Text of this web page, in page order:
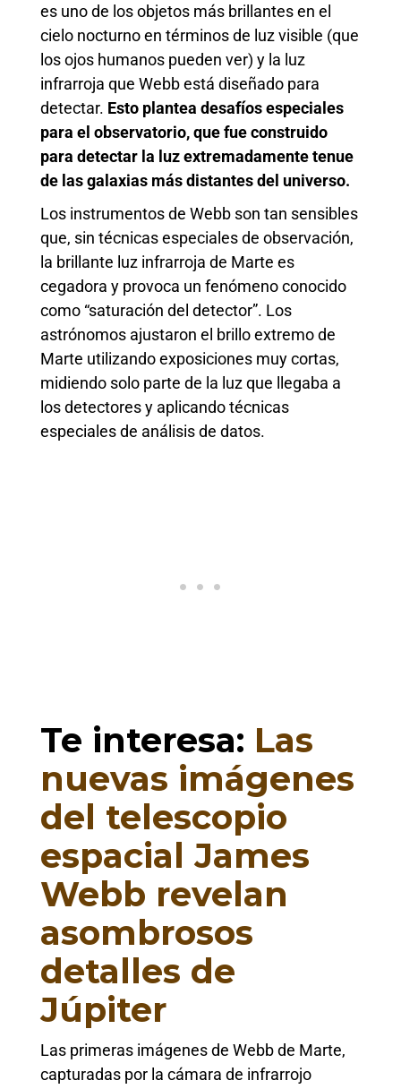
es uno de los objetos más brillantes en el
cielo nocturno en términos de luz visible (que
los ojos humanos pueden ver) y la luz
infrarroja que Webb está diseñado para
detectar. Esto plantea desafíos especiales
para el observatorio, que fue construido
para detectar la luz extremadamente tenue
de las galaxias más distantes del universo.
Los instrumentos de Webb son tan sensibles
que, sin técnicas especiales de observación,
la brillante luz infrarroja de Marte es
cegadora y provoca un fenómeno conocido
como “saturación del detector”. Los
astrónomos ajustaron el brillo extremo de
Marte utilizando exposiciones muy cortas,
midiendo solo parte de la luz que llegaba a
los detectores y aplicando técnicas
especiales de análisis de datos.
Te interesa: Las
nuevas imágenes
del telescopio
espacial James
Webb revelan
asombrosos
detalles de
Júpiter
Las primeras imágenes de Webb de Marte,
capturadas por la cámara de infrarrojo